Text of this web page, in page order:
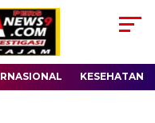
KESEHATAN